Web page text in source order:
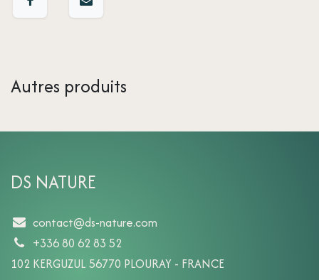
Autres produits
DS NATURE
contact@ds-nature.com
+336 80 62 83 52
102 KERGUZUL 56770 PLOURAY - FRANCE